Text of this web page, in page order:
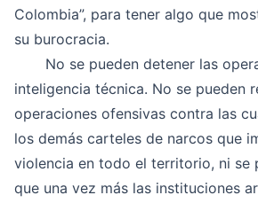
Colombia”, para tener algo que
su burocracia.
No se pueden detener las
inteligencia técnica. No se pueden
operaciones ofensivas contra las
los demás carteles de narcos que
violencia en todo el territorio, ni se
que una vez más las instituciones